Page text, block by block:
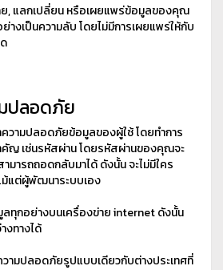
าย, แลกเปลี่ยน หรือเผยแพร่ข้อมูลของคุณ
งเป็นความลับ โดยไม่มีการเผยแพร่ให้กับ
ปลอดภัย
ความปลอดภัยข้อมูลของผู้ใช้ โดยทำการ
ญ เช่นรหัสผ่าน โดยรหัสผ่านของคุณจะ
มารถถอดกลับมาได้ ดังนั้น จะไม่มีใคร
แต่ผู้พัฒนาระบบเอง
ลทุกอย่างบนเครื่องข่าย internet ดังนั้น
งทางได้
วามปลอดภัยรูปแบบเดียวกับต่างประเทศที่